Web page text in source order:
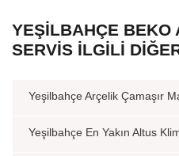
YEŞILBAHÇE BEKO
SERVIS İLGILI
Yeşilbahçe Arçelik Çamaşır
Yeşilbahçe En Yakın Altus